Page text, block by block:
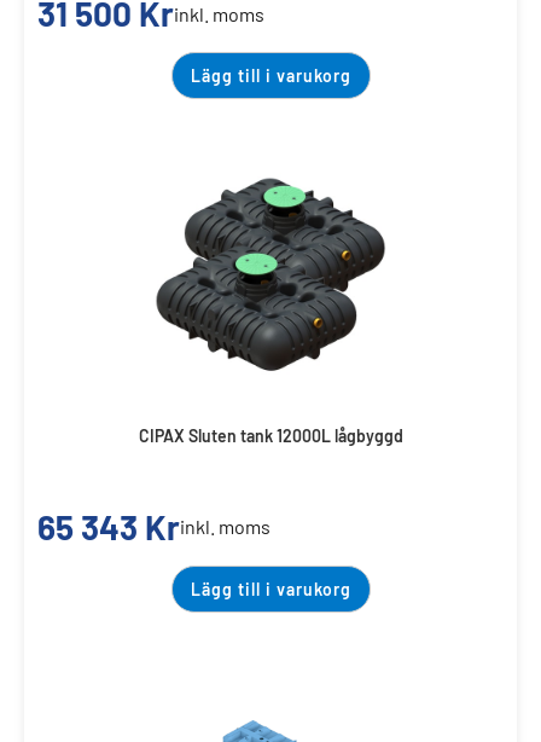
31 500 Krinkl. moms
Lägg till i varukorg
CIPAX Sluten tank 12000L lågbyggd
65 343 Krinkl. moms
Lägg till i varukorg